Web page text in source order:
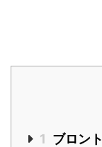
1 ブロン